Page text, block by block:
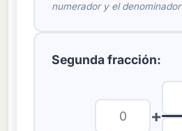
numerador y el denominador
Segunda fracción:
+